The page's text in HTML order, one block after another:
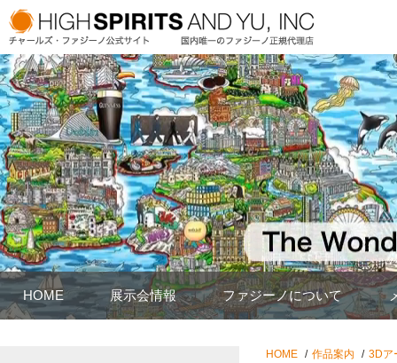
HOME 展示会情報 ファジーノについて
HOME 作品案内 3Dア